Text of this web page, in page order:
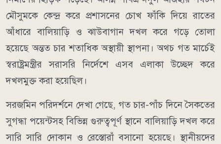
মৌসুমকে কেন্দ্র করে প্রশাসনের চোখ ফাঁকি দিয়ে রাতের
আঁধারে বালিয়াড়ি ও ঝাউবাগান দখল করে গড়ে তোলা
হয়েছে অন্তত চার শতাধিক অস্থায়ী স্থাপনা। অথচ গত মার্চেই
স্বরাষ্ট্রমন্ত্রীর সরাসরি নির্দেশে এসব এলাকা উচ্ছেদ করে
দখলমুক্ত করা হয়েছিল।
সরজমিন পরিদর্শনে দেখা গেছে, গত চার-পাঁচ দিনে সৈকতের
সুগন্ধা পয়েন্টসহ বিভিন্ন গুরুত্বপূর্ণ স্থানে বালিয়াড়ি দখল করে
সারি সারি দোকান ও রেস্তোরাঁ বসানো হয়েছে। স্থানীয়দের